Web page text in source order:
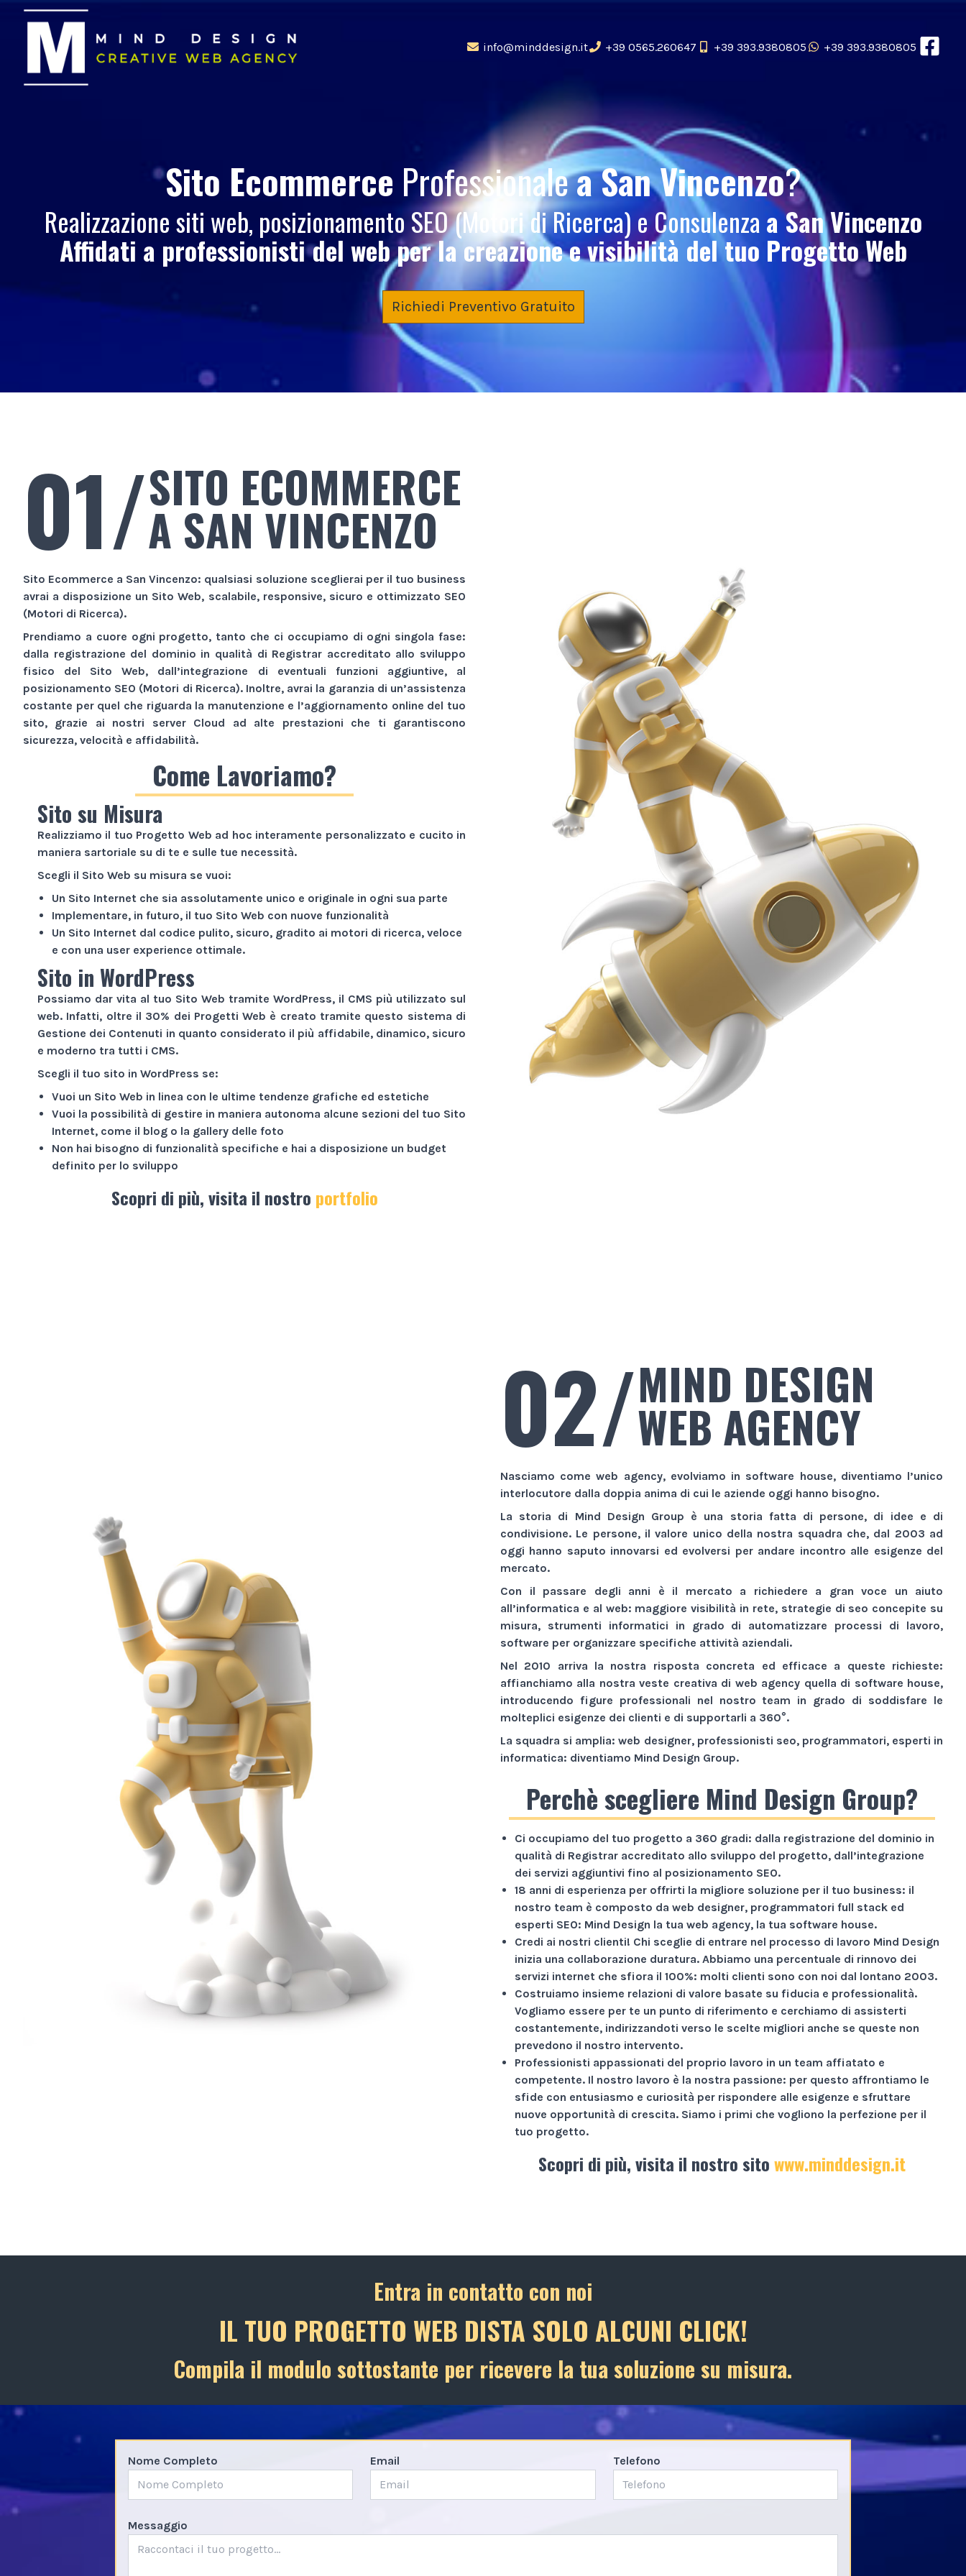
info@minddesign.it +39 0565.260647 +39 393.9380805 +39 393.9380805
Sito Ecommerce Professionalea San Vincenzo?
Realizzazione siti web, posizionamento SEO (Motori di Ricerca) e Consulenzaa San Vincenzo
Affidati a professionisti del web per la creazione e visibilità del tuo Progetto Web
Richiedi Preventivo Gratuito
01/SITO ECOMMERCE
A SAN VINCENZO
Sito Ecommerce a San Vincenzo: qualsiasi soluzione sceglierai per il tuo business
avrai a disposizione un Sito Web, scalabile, responsive, sicuro e ottimizzato SEO
(Motori di Ricerca).
Prendiamo a cuore ogni progetto, tanto che ci occupiamo di ogni singola fase:
dalla registrazione del dominio in qualità di Registrar accreditato allo sviluppo
fisico del Sito Web, dall’integrazione di eventuali funzioni aggiuntive, al
posizionamento SEO (Motori di Ricerca). Inoltre, avrai la garanzia di un’assistenza
costante per quel che riguarda la manutenzione e l’aggiornamento online del tuo
sito, grazie ai nostri server Cloud ad alte prestazioni che ti garantiscono
sicurezza, velocità e affidabilità.
Come Lavoriamo?
Sito su Misura
Realizziamo il tuo Progetto Web ad hoc interamente personalizzato e cucito in
maniera sartoriale su di te e sulle tue necessità.
Scegli il Sito Web su misura se vuoi:
Un Sito Internet che sia assolutamente unico e originale in ogni sua parte
Implementare, in futuro, il tuo Sito Web con nuove funzionalità
Un Sito Internet dal codice pulito, sicuro, gradito ai motori di ricerca, veloce
e con una user experience ottimale.
Sito in WordPress
Possiamo dar vita al tuo Sito Web tramite WordPress, il CMS più utilizzato sul
web. Infatti, oltre il 30% dei Progetti Web è creato tramite questo sistema di
Gestione dei Contenuti in quanto considerato il più affidabile, dinamico, sicuro
e moderno tra tutti i CMS.
Scegli il tuo sito in WordPress se:
Vuoi un Sito Web in linea con le ultime tendenze grafiche ed estetiche
Vuoi la possibilità di gestire in maniera autonoma alcune sezioni del tuo Sito
Internet, come il blog o la gallery delle foto
Non hai bisogno di funzionalità specifiche e hai a disposizione un budget
definito per lo sviluppo
Scopri di più, visita il nostro portfolio
02/MIND DESIGN
WEB AGENCY
Nasciamo comeweb agency, evolviamo in software house, diventiamo l’unico
interlocutore dalla doppia anima di cui le aziende oggi hanno bisogno.
La storia di Mind Design Group è una storia fatta di persone, di idee e di
condivisione. Le persone, il valore unico della nostra squadra che, dal 2003 ad
oggi hanno saputo innovarsi ed evolversi per andare incontro alle esigenze del
mercato.
Con il passare degli anni è il mercato a richiedere a gran voce un aiuto
all’informatica e al web: maggiore visibilità in rete, strategie di seo concepite su
misura, strumenti informatici in grado di automatizzare processi di lavoro,
software per organizzare specifiche attività aziendali.
Nel 2010 arriva la nostra risposta concreta ed efficace a queste richieste:
affianchiamo alla nostra veste creativa di web agency quella di software house,
introducendo figure professionali nel nostro team in grado di soddisfare le
molteplici esigenze dei clienti e di supportarli a 360°.
La squadra si amplia: web designer, professionisti seo, programmatori, esperti in
informatica: diventiamo Mind Design Group.
Perchè scegliere Mind Design Group?
Ci occupiamo del tuo progetto a 360 gradi: dalla registrazione del dominio in
qualità di Registrar accreditato allo sviluppo del progetto, dall’integrazione
dei servizi aggiuntivi fino al posizionamento SEO.
18 anni di esperienza per offrirti la migliore soluzione per il tuo business: il
nostro team è composto da web designer, programmatori full stack ed
esperti SEO: Mind Design la tua web agency, la tua software house.
Credi ai nostri clienti! Chi sceglie di entrare nel processo di lavoro Mind Design
inizia una collaborazione duratura. Abbiamo una percentuale di rinnovo dei
servizi internet che sfiora il 100%: molti clienti sono con noi dal lontano 2003.
Costruiamo insieme relazioni di valore basate su fiducia e professionalità.
Vogliamo essere per te un punto di riferimento e cerchiamo di assisterti
costantemente, indirizzandoti verso le scelte migliori anche se queste non
prevedono il nostro intervento.
Professionisti appassionati del proprio lavoro in un team affiatato e
competente. Il nostro lavoro è la nostra passione: per questo affrontiamo le
sfide con entusiasmo e curiosità per rispondere alle esigenze e sfruttare
nuove opportunità di crescita. Siamo i primi che vogliono la perfezione per il
tuo progetto.
Scopri di più, visita il nostro sitowww.minddesign.it
Entra in contatto con noi
IL TUO PROGETTO WEB DISTA SOLO ALCUNI CLICK!
Compila il modulo sottostante per ricevere la tua soluzione su misura.
Nome Completo Email Telefono
Messaggio